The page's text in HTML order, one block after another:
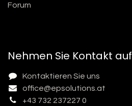
Forum
Nehmen Sie Kontakt auf
Kontaktieren Sie uns
office@epsolutions.at
+43 732 237227 0